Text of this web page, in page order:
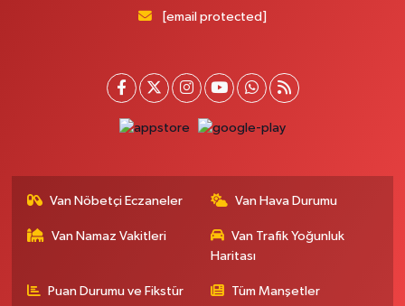
[email protected]
Van Nöbetçi Eczaneler Van Hava Durumu
Van Namaz Vakitleri
Van Trafik Yoğunluk
Haritası
Puan Durumu ve Fikstür Tüm Manşetler